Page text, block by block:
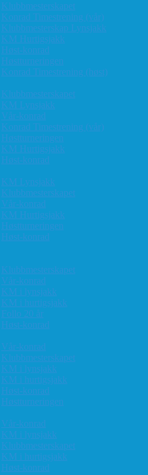
Klubbmesterskapet
Konrad Timestrening (vår)
Klubbmesterskap Lynsjakk
KM Hurtigsjakk
Høst-konrad
Høstturneringen
Konrad Timestrening (høst)
Klubbmesterskapet
KM Lynsjakk
Vår-konrad
Konrad Timestrening (vår)
Høstturneringen
KM Hurtigsjakk
Høst-konrad
KM Lynsjakk
Klubbmesterskapet
Vår-konrad
KM Hurtigsjakk
Høstturneringen
Høst-konrad
Klubbmesterskapet
Vår-konrad
KM i lynsjakk
KM i hurtigsjakk
Follo 20 år
Høst-konrad
Vår-konrad
Klubbmesterskapet
KM i lynsjakk
KM i hurtigsjakk
Høst-konrad
Høstturneringen
Vår-konrad
KM i lynsjakk
Klubbmesterskapet
KM i hurtigsjakk
Høst-konrad